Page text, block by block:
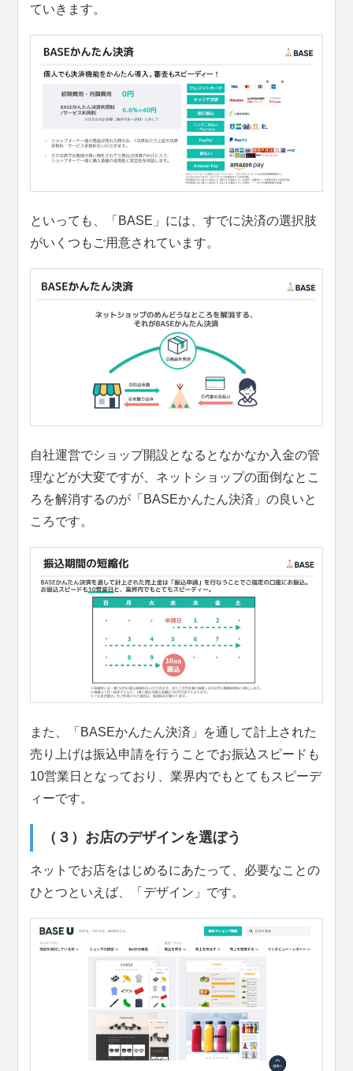
ていきます。
といっても、「BASE」には、すでに決済の選択肢
がいくつもご用意されています。
自社運営でショップ開設となるとなかなか入金の管
理などが大変ですが、ネットショップの面倒なとこ
ろを解消するのが「BASEかんたん決済」の良いと
ころです。
また、「BASEかんたん決済」を通して計上された
売り上げは振込申請を行うことでお振込スピードも
10営業日となっており、業界内でもとてもスピーデ
ィーです。
（３）お店のデザインを選ぼう
ネットでお店をはじめるにあたって、必要なことの
ひとつといえば、「デザイン」です。